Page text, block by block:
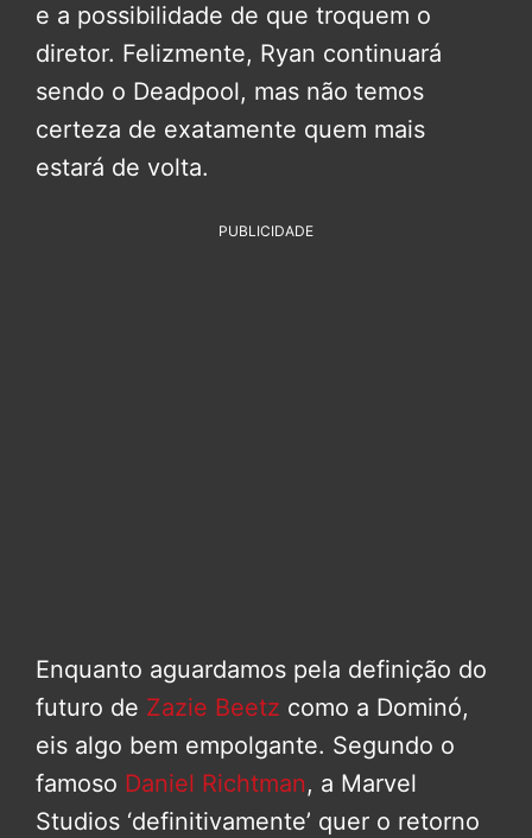
e a possibilidade de que troquem o
diretor. Felizmente, Ryan continuará
sendo o Deadpool, mas não temos
certeza de exatamente quem mais
estará de volta.
PUBLICIDADE
Enquanto aguardamos pela definição do
futuro de Zazie Beetz como a Dominó,
eis algo bem empolgante. Segundo o
famoso Daniel Richtman, a Marvel
Studios ‘definitivamente’ quer o retorno